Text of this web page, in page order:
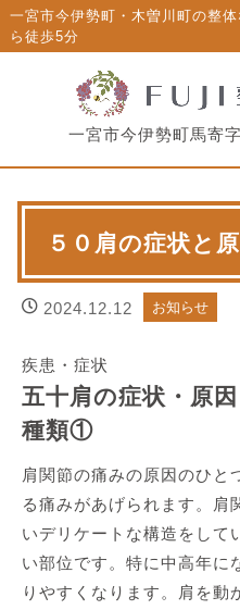
一宮市今伊勢町・木曽川町の整
ら徒歩5分
一宮市今伊勢町馬寄
５０肩の症状と
2024.12.12 お知らせ
疾患・症状
五十肩の症状・原
種類①
肩関節の痛みの原因のひと
る痛みがあげられます。肩
いデリケートな構造をして
い部位です。特に中高年に
りやすくなります。肩を動